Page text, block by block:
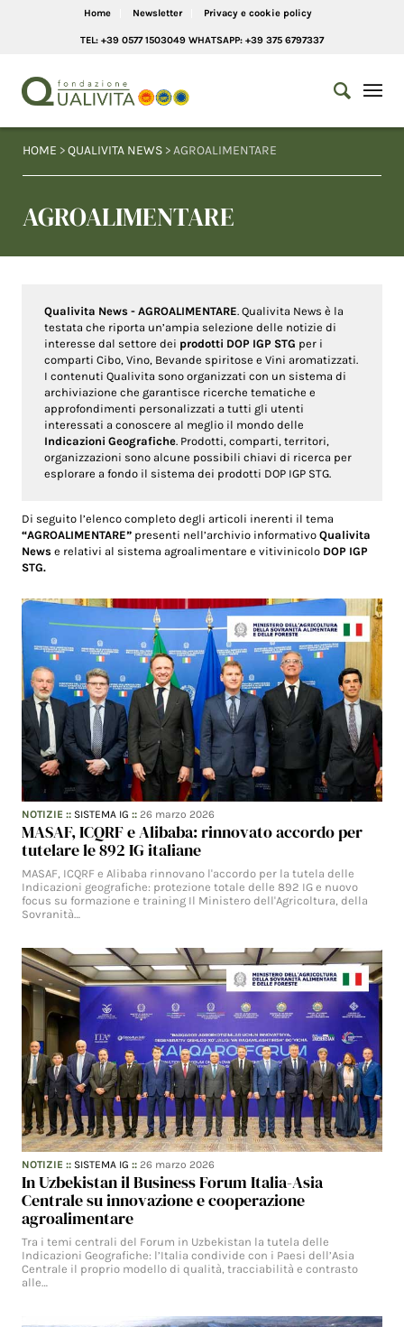
Home Newsletter Privacy e cookie policy
TEL: +39 0577 1503049 WHATSAPP: +39 375 6797337
HOME >QUALIVITA NEWS > AGROALIMENTARE
AGROALIMENTARE
Qualivita News - AGROALIMENTARE. Qualivita News è la
testata che riporta un’ampia selezione delle notizie di
interesse dal settore dei prodotti DOP IGP STG per i
comparti Cibo, Vino, Bevande spiritose e Vini aromatizzati.
I contenuti Qualivita sono organizzati con un sistema di
archiviazione che garantisce ricerche tematiche e
approfondimenti personalizzati a tutti gli utenti
interessati a conoscere al meglio il mondo delle
Indicazioni Geografiche. Prodotti, comparti, territori,
organizzazioni sono alcune possibili chiavi di ricerca per
esplorare a fondo il sistema dei prodotti DOP IGP STG.
Di seguito l’elenco completo degli articoli inerenti il tema
“AGROALIMENTARE” presenti nell’archivio informativoQualivita
News e relativi al sistema agroalimentare e vitivinicolo DOP IGP
STG.
NOTIZIE :: SISTEMA IG ::26 marzo 2026
MASAF, ICQRF e Alibaba: rinnovato accordo per
tutelare le 892 IG italiane
MASAF, ICQRF e Alibaba rinnovano l'accordo per la tutela delle
Indicazioni geografiche: protezione totale delle 892 IG e nuovo
focus su formazione e training Il Ministero dell'Agricoltura, della
Sovranità…
NOTIZIE :: SISTEMA IG ::26 marzo 2026
In Uzbekistan il Business Forum Italia-Asia
Centrale su innovazione e cooperazione
agroalimentare
Tra i temi centrali del Forum in Uzbekistan la tutela delle
Indicazioni Geografiche: l’Italia condivide con i Paesi dell’Asia
Centrale il proprio modello di qualità, tracciabilità e contrasto
alle…